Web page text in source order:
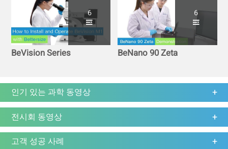
6
BeVision Series
6
BeNano 90 Zeta
인기 있는 과학 동영상
전시회 동영상
고객 성공 사례